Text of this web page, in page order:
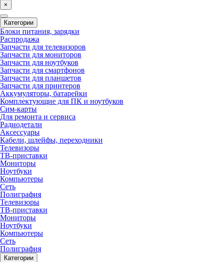
×
Категории
Блоки питания, зарядки
Распродажа
Запчасти для телевизоров
Запчасти для мониторов
Запчасти для ноутбуков
Запчасти для смартфонов
Запчасти для планшетов
Запчасти для принтеров
Аккумуляторы, батарейки
Комплектующие для ПК и ноутбуков
Сим-карты
Для ремонта и сервиса
Радиодетали
Аксессуары
Кабели, шлейфы, переходники
Телевизоры
ТВ-приставки
Мониторы
Ноутбуки
Компьютеры
Сеть
Полиграфия
Телевизоры
ТВ-приставки
Мониторы
Ноутбуки
Компьютеры
Сеть
Полиграфия
Категории